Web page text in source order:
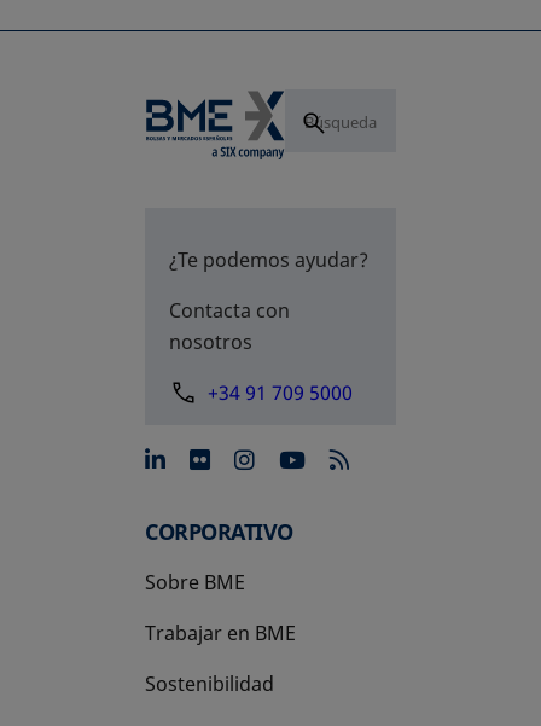
¿Te podemos ayudar?
Contacta con
nosotros
+34 91 709 5000
se abre en una pestaña
se abre en una pestaña
se abre en una
se abre en una
CORPORATIVO
Sobre BME
Trabajar en BME
Sostenibilidad